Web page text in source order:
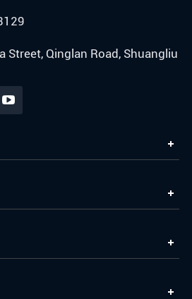
Street, Qinglan Road, Shuangliu